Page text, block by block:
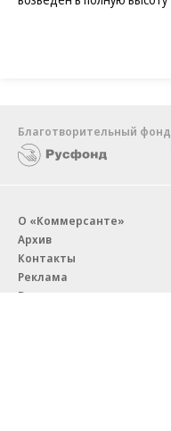
Благотворительный фонд
О «Коммерсанте»
Архив
Контакты
Реклама
Вакансии